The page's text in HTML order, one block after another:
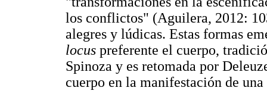
los conflictos" (Aguilera, 2012:
alegres y lúdicas. Estas formas
locus preferente el cuerpo,
Spinoza y es retomada por
cuerpo en la manifestación de